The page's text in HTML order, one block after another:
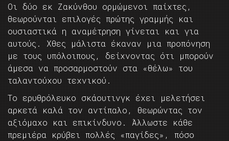
Οι δύο εκ Ζακύνθου ορμώμενοι παίχτες,
θεωρούνται επιλογές πρώτης γραμμής και
ουσιαστικά η αναμέτρηση γίνεται και για
αυτούς. Χθες μάλιστα έκαναν μια προπόνηση
με τους υπόλοιπους, δείχνοντας ότι μπορούν
άμεσα να προσαρμοστούν στα «θέλω» του
ταλαντούχου τεχνικού.
Το ερυθρόλευκο σκάουτινγκ έχει μελετήσει
αρκετά καλά τον αντίπαλο, θεωρώντας τον
αξιόμαχο και επικίνδυνο. Άλλωστε κάθε
πρεμιέρα κρύβει πολλές «παγίδες», πόσο